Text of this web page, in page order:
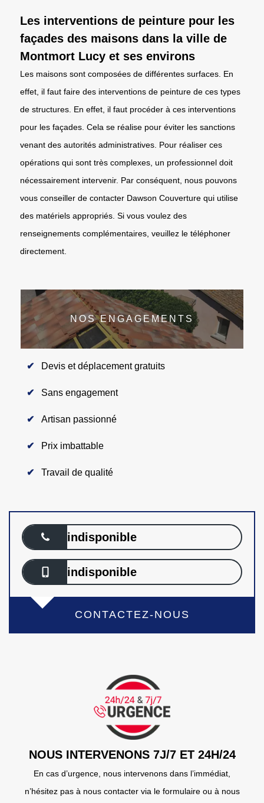
Les interventions de peinture pour les
façades des maisons dans la ville de
Montmort Lucy et ses environs
Les maisons sont composées de différentes surfaces. En
effet, il faut faire des interventions de peinture de ces types
de structures. En effet, il faut procéder à ces interventions
pour les façades. Cela se réalise pour éviter les sanctions
venant des autorités administratives. Pour réaliser ces
opérations qui sont très complexes, un professionnel doit
nécessairement intervenir. Par conséquent, nous pouvons
vous conseiller de contacter Dawson Couverture qui utilise
des matériels appropriés. Si vous voulez des
renseignements complémentaires, veuillez le téléphoner
directement.
NOS ENGAGEMENTS
Devis et déplacement gratuits
Sans engagement
Artisan passionné
Prix imbattable
Travail de qualité
indisponible
indisponible
CONTACTEZ-NOUS
NOUS INTERVENONS 7J/7 ET 24H/24
En cas d’urgence, nous intervenons dans l’immédiat,
n’hésitez pas à nous contacter via le formulaire ou à nous